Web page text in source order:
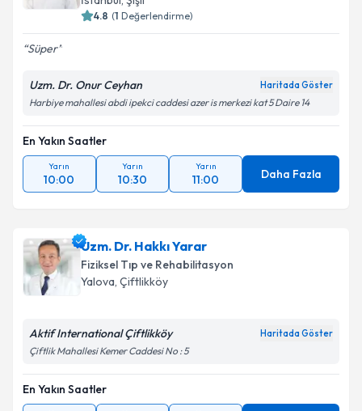
4.8 (1 Değerlendirme)
Süper
Uzm. Dr. Onur Ceyhan Haritada Göster
Harbiye mahallesi abdi ipekci caddesi azer is merkezi kat 5 Daire 14
En Yakın Saatler
Yarın
10:00
Yarın
10:30
Yarın
11:00 Daha Fazla
Uzm. Dr. Hakkı Yarar
Fiziksel Tıp ve Rehabilitasyon
Yalova, Çiftlikköy
Aktif International Çiftlikköy Haritada Göster
Çiftlik Mahallesi Kemer Caddesi No : 5
En Yakın Saatler